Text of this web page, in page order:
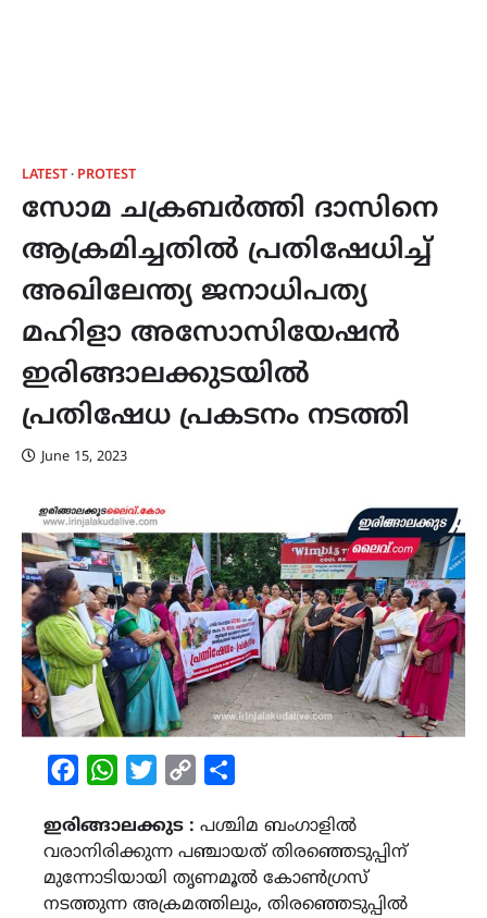
LATEST PROTEST
സോമ ചക്രബർത്തി ദാസിനെ
ആക്രമിച്ചതിൽ പ്രതിഷേധിച്ച്
അഖിലേന്ത്യ ജനാധിപത്യ
മഹിളാ അസോസിയേഷൻ
ഇരിങ്ങാലക്കുടയിൽ
പ്രതിഷേധ പ്രകടനം നടത്തി
June 15, 2023
FacebookWhatsAppTwitterCopy
ഇരിങ്ങാലക്കുട : പശ്ചിമ ബംഗാളില്‍
വരാനിരിക്കുന്ന പഞ്ചായത് തിരഞ്ഞെടുപ്പിന്
മുന്നോടിയായി തൃണമൂൽ കോൺഗ്രസ്
നടത്തുന്ന അക്രമത്തിലും, തിരഞ്ഞെടുപ്പില്‍